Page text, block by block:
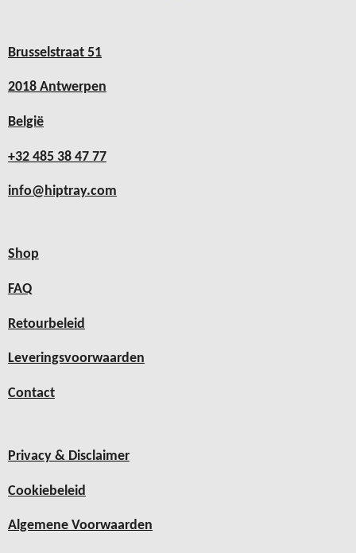
Brusselstraat 51
2018 Antwerpen
België
+32 485 38 47 77
info@hiptray.com
Shop
FAQ
Retourbeleid
Leveringsvoorwaarden
Contact
Privacy & Disclaimer
Cookiebeleid
Algemene Voorwaarden